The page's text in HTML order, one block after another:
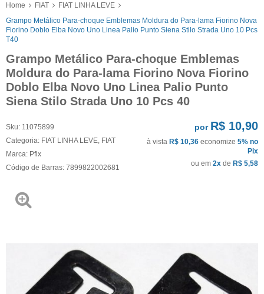
Home FIAT
FIAT LINHA LEVE
Grampo Metálico Para-choque Emblemas Moldura do Para-lama Fiorino Nova
Fiorino Doblo Elba Novo Uno Linea Palio Punto Siena Stilo Strada Uno 10 Pcs
T40
Grampo Metálico Para-choque Emblemas
Moldura do Para-lama Fiorino Nova Fiorino
Doblo Elba Novo Uno Linea Palio Punto
Siena Stilo Strada Uno 10 Pcs 40
Sku: 11075899
Categoria: FIAT LINHA LEVE FIAT
Marca: Pfix
Código de Barras: 7899822002681
por R$ 10,90
à vista R$ 10,36 economize 5% no
Pix
ou em 2x de R$ 5,58